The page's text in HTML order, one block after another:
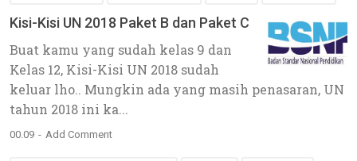
Kisi-Kisi UN 2018 Paket B dan Paket C
Buat kamu yang sudah kelas 9 dan
Kelas 12, Kisi-Kisi UN 2018 sudah
keluar lho.. Mungkin ada yang masih penasaran, UN
tahun 2018 ini ka...
00.09 Add Comment